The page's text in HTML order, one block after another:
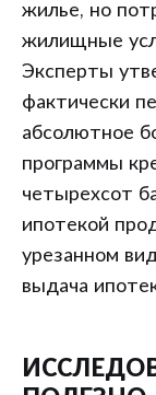
жилье, но
жилищные
Эксперты
фактически
абсолютное
программы
четырехсот
ипотекой
урезанном
выдача